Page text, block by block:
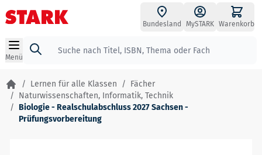
Zum Inhalt springen
Bundesland MySTARK Warenkorb
Menü
Suche
/ Lernen für alle Klassen / Fächer
/ Naturwissenschaften, Informatik, Technik
/ Biologie - Realschulabschluss 2027 Sachsen -
Prüfungsvorbereitung